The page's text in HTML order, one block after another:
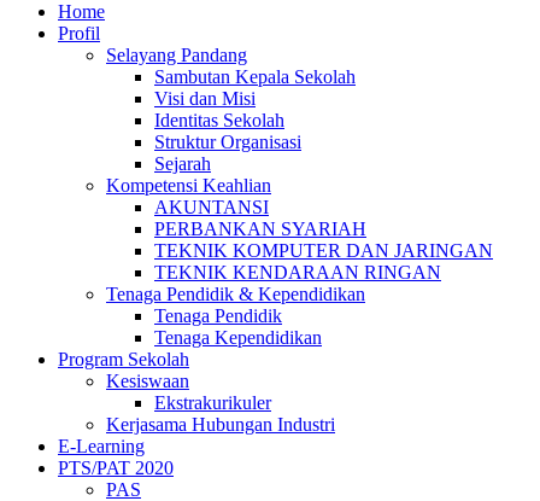
Home
Profil
Selayang Pandang
Sambutan Kepala Sekolah
Visi dan Misi
Identitas Sekolah
Struktur Organisasi
Sejarah
Kompetensi Keahlian
AKUNTANSI
PERBANKAN SYARIAH
TEKNIK KOMPUTER DAN JARINGAN
TEKNIK KENDARAAN RINGAN
Tenaga Pendidik & Kependidikan
Tenaga Pendidik
Tenaga Kependidikan
Program Sekolah
Kesiswaan
Ekstrakurikuler
Kerjasama Hubungan Industri
E-Learning
PTS/PAT 2020
PAS